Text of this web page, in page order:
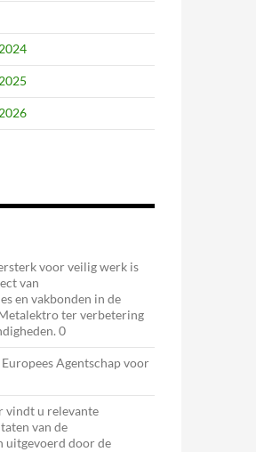
voor veilig werk is
van
en vakbonden in de
ter verbetering
0
Europees Agentschap voor
vindt u relevante
van de
uitgevoerd door de